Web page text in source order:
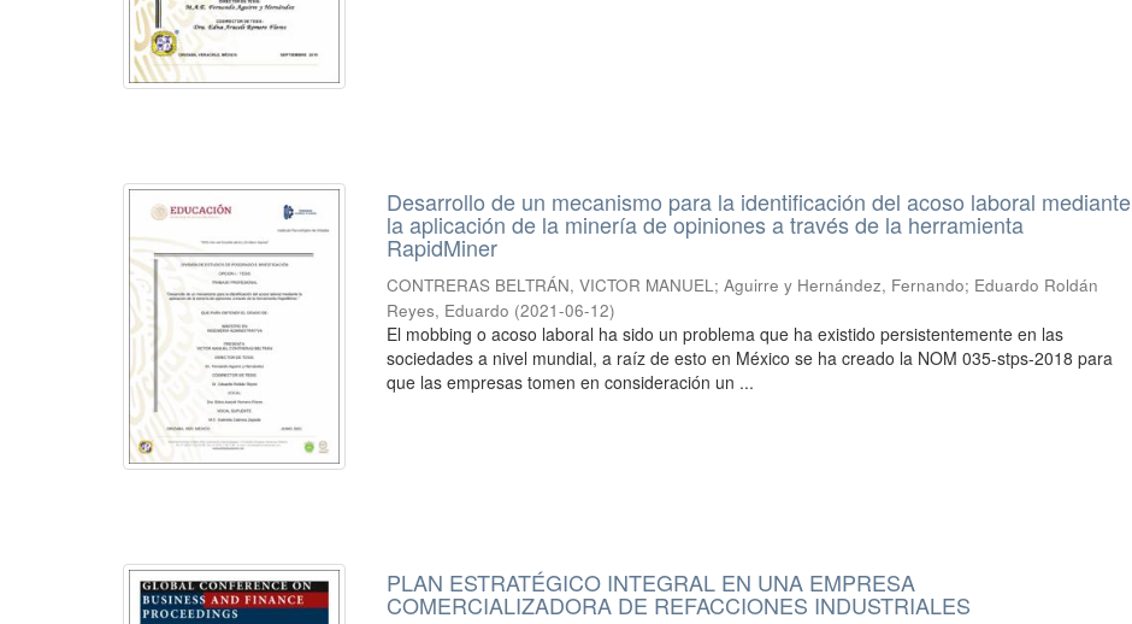
Desarrollo de un mecanismo para la identificación del acoso laboral mediante
la aplicación de la minería de opiniones a través de la herramienta
RapidMiner
CONTRERAS BELTRÁN, VICTOR MANUEL;Aguirre y Hernández, Fernando; Eduardo Roldán
Reyes, Eduardo (2021-06-12)
El mobbing o acoso laboral ha sido un problema que ha existido persistentemente en las
sociedades a nivel mundial, a raíz de esto en México se ha creado la NOM 035-stps-2018 para
que las empresas tomen en consideración un ...
PLAN ESTRATÉGICO INTEGRAL EN UNA EMPRESA
COMERCIALIZADORA DE REFACCIONES INDUSTRIALES